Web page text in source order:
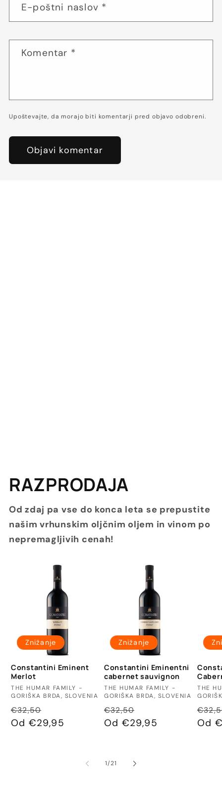
E-poštni naslov *
Komentar *
Upoštevajte, da morajo biti komentarji pred objavo odobreni.
RAZPRODAJA
Od zdaj pa vse do konca leta se prepustite
našim vrhunskim oljčnim oljem in vinom po
nepremagljivih cenah!
Znižanje
Constantini Eminent
Merlot
Ponudnik:
THE HUMAR FAMILY -
GORIŠKA BRDA, SLOVENIA
Redna
cena
€32,50
cena
Od €29,95
Znižanje
Constantini Eminentni
cabernet sauvignon
Ponudnik:
THE HUMAR FAMILY -
GORIŠKA BRDA, SLOVENIA
Redna
cena
€32,50
cena
Od €29,95
THE
cena
Od
1/od
21